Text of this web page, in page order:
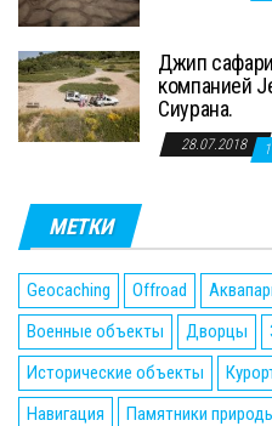
Джип
компанией
Сиурана.
28.07.2018 1
МЕТКИ
Geocaching Offroad
Военные объекты
Дворцы
Исторические объекты
Навигация
Памятники